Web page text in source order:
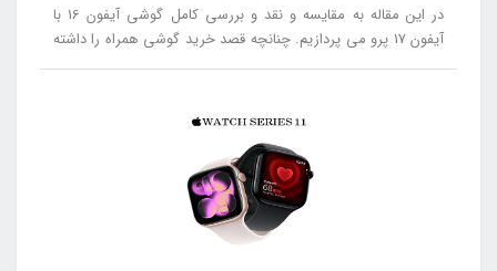
در این مقاله به مقایسه و نقد و بررسی کامل گوشی آیفون 16 با
آیفون 17 پرو می پردازیم. چنانچه قصد خرید گوشی همراه را داشته
باشید توصیه می کنیم در ادامه این مقاله همراه ما باشید.